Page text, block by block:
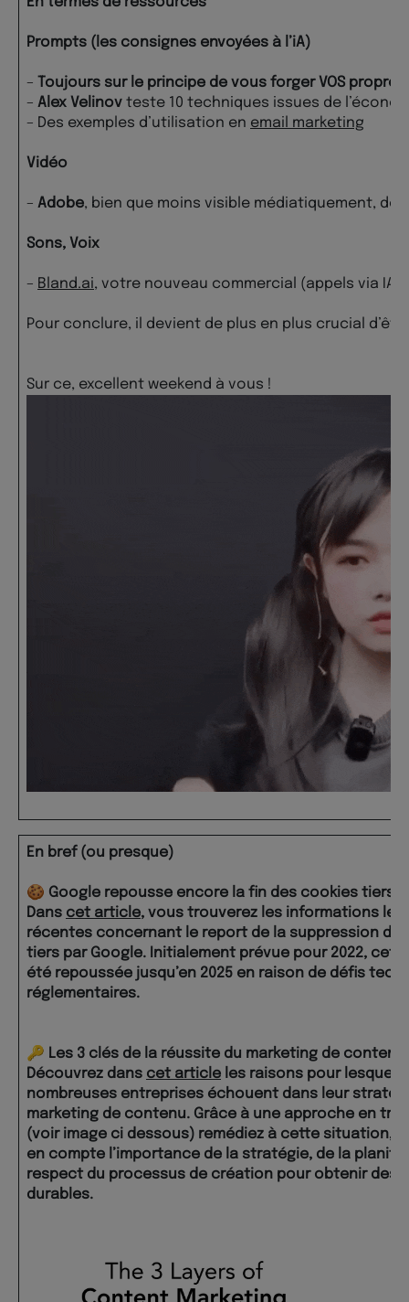
Prompts (les consignes envoyées à l’iA)
– Toujours sur le principe de vous forger VOS
– Alex Velinov teste 10 techniques issues de
– Des exemples d’utilisation en email marketing
Vidéo
– Adobe, bien que moins visible médiatiquement,
Sons, Voix
– Bland.ai, votre nouveau commercial (appels via IA).
Pour conclure, il devient de plus en plus crucial
Sur ce, excellent weekend à vous !
En bref (ou presque)
🍪 Google repousse encore la fin des cookies tiers
Dans cet article, vous trouverez les informations les
récentes concernant le report de la suppression
tiers par Google. Initialement prévue pour 2022,
été repoussée jusqu’en 2025 en raison de défis
réglementaires.
🔑 Les 3 clés de la réussite du marketing de contenu
Découvrez dans cet article les raisons pour
nombreuses entreprises échouent dans leur
marketing de contenu. Grâce à une approche en
(voir image ci dessous) remédiez à cette situation,
en compte l’importance de la stratégie, de la
respect du processus de création pour obtenir des
durables.